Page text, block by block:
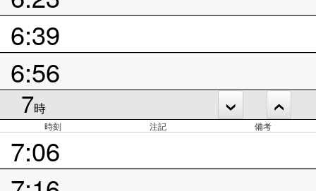
6:39
6:56
7時
時刻 注記 備考
7:06